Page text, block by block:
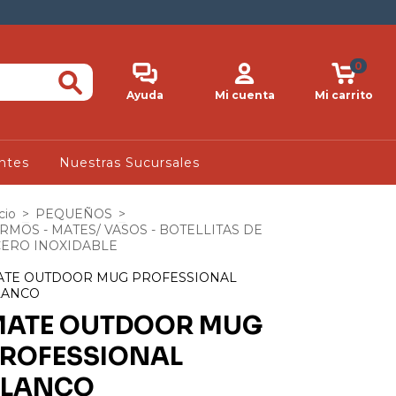
Ayuda Mi cuenta Mi carrito
0
Nuestras Sucursales
> PEQUEÑOS >
- MATES/ VASOS - BOTELLITAS DE
INOXIDABLE
OUTDOOR MUG PROFESSIONAL
OUTDOOR MUG